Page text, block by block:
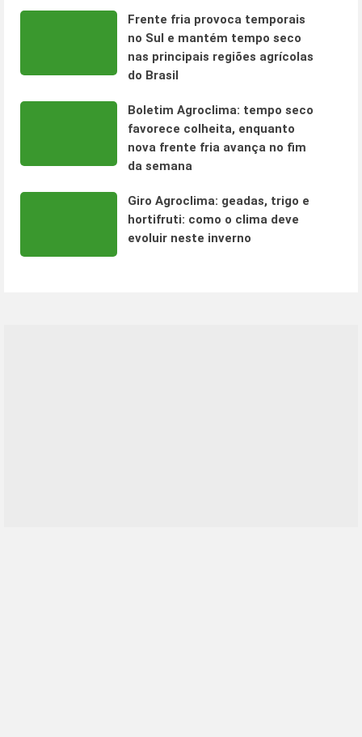
Frente fria provoca temporais
no Sul e mantém tempo seco
nas principais regiões agrícolas
do Brasil
Boletim Agroclima: tempo seco
favorece colheita, enquanto
nova frente fria avança no fim
da semana
Giro Agroclima: geadas, trigo e
hortifruti: como o clima deve
evoluir neste inverno